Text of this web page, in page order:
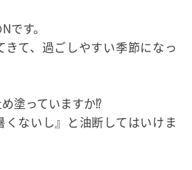
です。
きて、過ごしやすい季節になっ
塗っていますか⁉
くないし』と油断してはいけま